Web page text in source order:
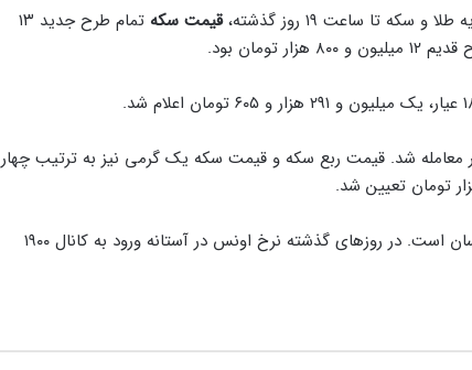
تا ساعت ۱۹ روز گذشته، قیمت سکه
تمام طرح جدید ۱۳
هزار تومان در بازار معامله شد. قیمت ربع‌ سکه و قیمت سکه یک گرمی نیز به ترتیب چهار
قیمت جهانی طلا نیز در کانال ۱۸۰۰ دلاری در نوسان است. در روزهای گذشته نرخ اونس در آستانه ورود به کانال ۱۹۰۰